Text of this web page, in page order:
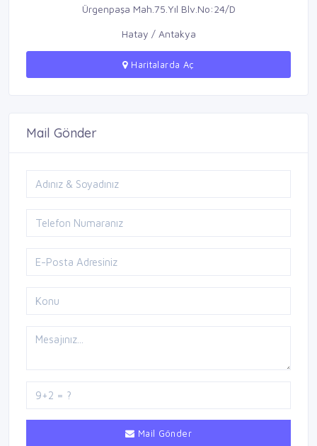
Ürgenpaşa Mah.75.Yıl Blv.No:24/D
Hatay / Antakya
Haritalarda Aç
Mail Gönder
Mail Gönder